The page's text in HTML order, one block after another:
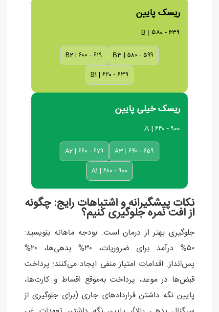
ریسک پایین
B | ۵۸۰ - ۶۳۹
B3 | ۵۸۰ - ۵۹۹
B2 | ۶۰۰ - ۶۱۹
B1 | ۶۲۰ - ۶۳۹
ریسک خیلی پایین
A | ۶۴۰ - ۹۰۰
A3 | ۶۴۰ - ۶۵۹
A2 | ۶۶۰ - ۶۷۹
A1 | ۶۸۰ - ۹۰۰
نکات پیشگیرانه و اشتباهات رایج: چگونه
از افت نمره جلوگیری کنیم؟
جلوگیری بهتر از درمان است. بودجه ماهانه بنویسید:
۵۰% درآمد برای ضروریات، ۳۰% بدهی‌ها، ۲۰%
پس‌انداز. اقدامات امتیاز منفی ایجاد می‌کنند: پرداخت
قبض‌ها در موعد، پرداخت به‌موقع اقساط و کارت‌ها،
پایین نگه داشتن قراردادهای جاری (برای جلوگیری از